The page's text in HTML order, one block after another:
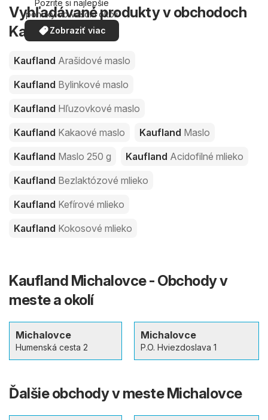
Pozrite si najlepšie
ponuky vo vašom okolí
Zobraziť viac
Vyhľadávané produkty v obchodoch
Kaufland
Kaufland Arašidové maslo
Kaufland Bylinkové maslo
Kaufland Hľuzovkové maslo
Kaufland Kakaové maslo Kaufland Maslo
Kaufland Maslo 250 g Kaufland Acidofilné mlieko
Kaufland Bezlaktózové mlieko
Kaufland Kefírové mlieko
Kaufland Kokosové mlieko
Kaufland Michalovce - Obchody v
meste a okolí
Michalovce
Humenská cesta 2
Michalovce
P.O. Hviezdoslava 1
Ďalšie obchody v meste Michalovce